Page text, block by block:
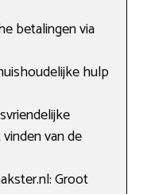
betalingen via
hulp
van de
Groot